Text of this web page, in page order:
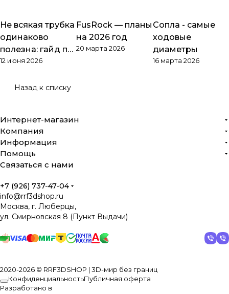
Обзоры товаров
Не всякая трубка
одинаково
полезна: гайд по
PTFE
12 июня 2026
Обзоры товаров
FusRock — планы
на 2026 год
20 марта 2026
Обзоры товаров
Сопла - самые
ходовые
диаметры
16 марта 2026
Назад к списку
Интернет-магазин
Компания
Информация
Помощь
Связаться с нами
+7 (926) 737-47-04
info@rrf3dshop.ru
Москва, г. Люберцы,
ул. Смирновская 8 (Пункт Выдачи)
2020-2026 © RRF3DSHOP | 3D-мир без границ
КонфиденциальностьПубличная оферта
Разработано в